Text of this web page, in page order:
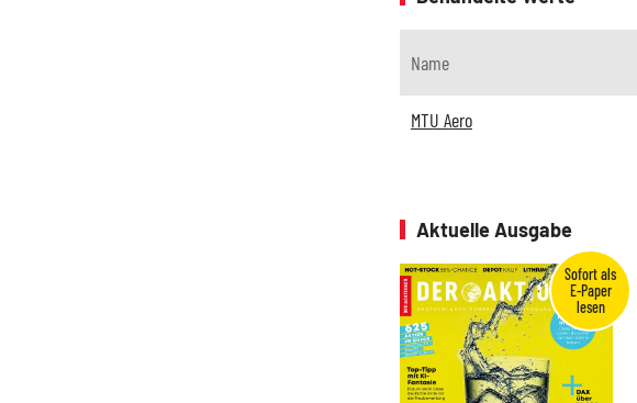
Name
MTU Aero
Aktuelle Ausgabe